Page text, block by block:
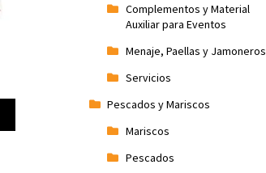
Complementos y Material
Auxiliar para Eventos
Menaje, Paellas y Jamoneros
Servicios
Pescados y Mariscos
Mariscos
Pescados